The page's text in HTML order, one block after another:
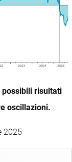
possibili risultati
oscillazioni.
2025